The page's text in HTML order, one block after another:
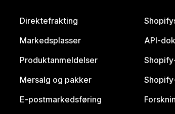
Direktefrakting
Markedsplasser
Produktanmeldelser
Mersalg og pakker
E-postmarkedsføring
API-